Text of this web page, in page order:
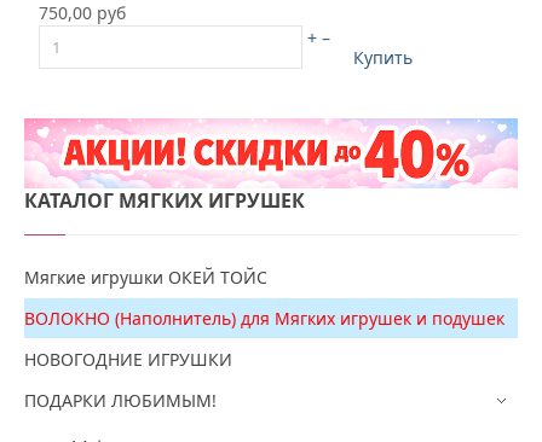
750,00 руб
+ –
Купить
КАТАЛОГ МЯГКИХ ИГРУШЕК
Мягкие игрушки ОКЕЙ ТОЙС
ВОЛОКНО (Наполнитель) для Мягких игрушек и подушек
НОВОГОДНИЕ ИГРУШКИ
ПОДАРКИ ЛЮБИМЫМ!